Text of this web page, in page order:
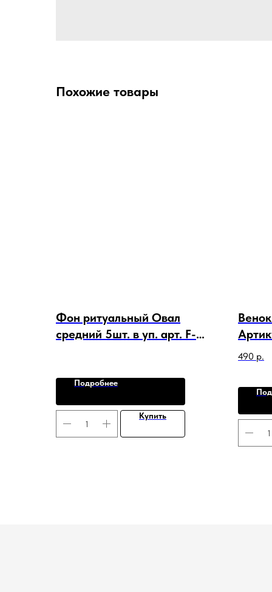
Похожие товары
Фон ритуальный Овал
средний 5шт. в уп. арт. F-
Подробнее
Купить
490 р.